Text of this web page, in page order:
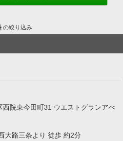
の絞り込み
西院東今田町31 ウエストグランアべ
大路三条より 徒歩 約2分